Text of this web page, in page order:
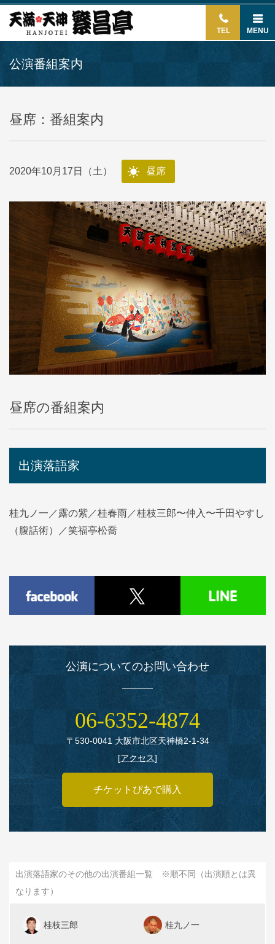
TEL MENU
公演番組案内
昼席：番組案内
2020年10月17日（土） 昼席
昼席の番組案内
出演落語家
桂九ノ一／露の紫／桂春雨／桂枝三郎〜仲入〜千田やすし
（腹話術）／笑福亭松喬
公演についてのお問い合わせ
06‑6352‑4874
〒530‑0041 大阪市北区天神橋2‑1‑34
[アクセス]
チケットぴあで購入
出演落語家のその他の出演番組一覧 ※順不同（出演順とは異
なります）
桂枝三郎 桂九ノ一